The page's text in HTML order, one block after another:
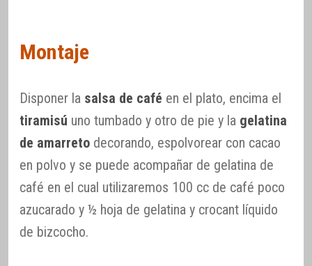
Montaje
Disponer la salsa de café en el plato, encima el
tiramisú uno tumbado y otro de pie y la gelatina
de amarreto decorando, espolvorear con cacao
en polvo y se puede acompañar de gelatina de
café en el cual utilizaremos 100 cc de café poco
azucarado y ½ hoja de gelatina y crocant líquido
de bizcocho.